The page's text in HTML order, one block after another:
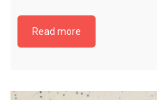
Read more